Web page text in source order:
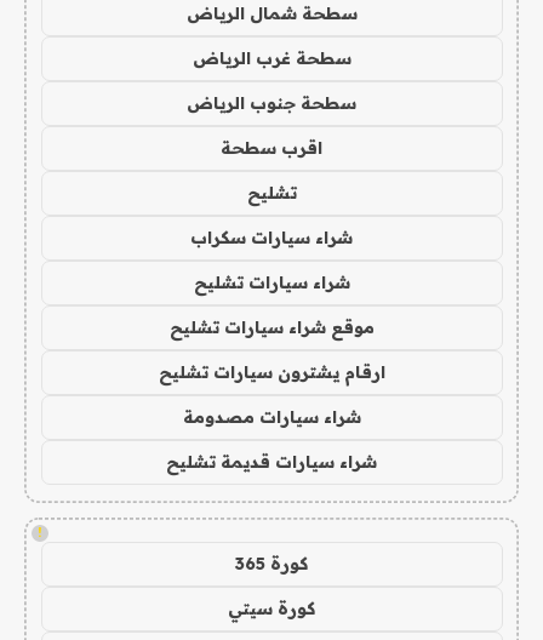
سطحة شمال الرياض
سطحة غرب الرياض
سطحة جنوب الرياض
اقرب سطحة
تشليح
شراء سيارات سكراب
شراء سيارات تشليح
موقع شراء سيارات تشليح
ارقام يشترون سيارات تشليح
شراء سيارات مصدومة
شراء سيارات قديمة تشليح
!
كورة 365
كورة سيتي